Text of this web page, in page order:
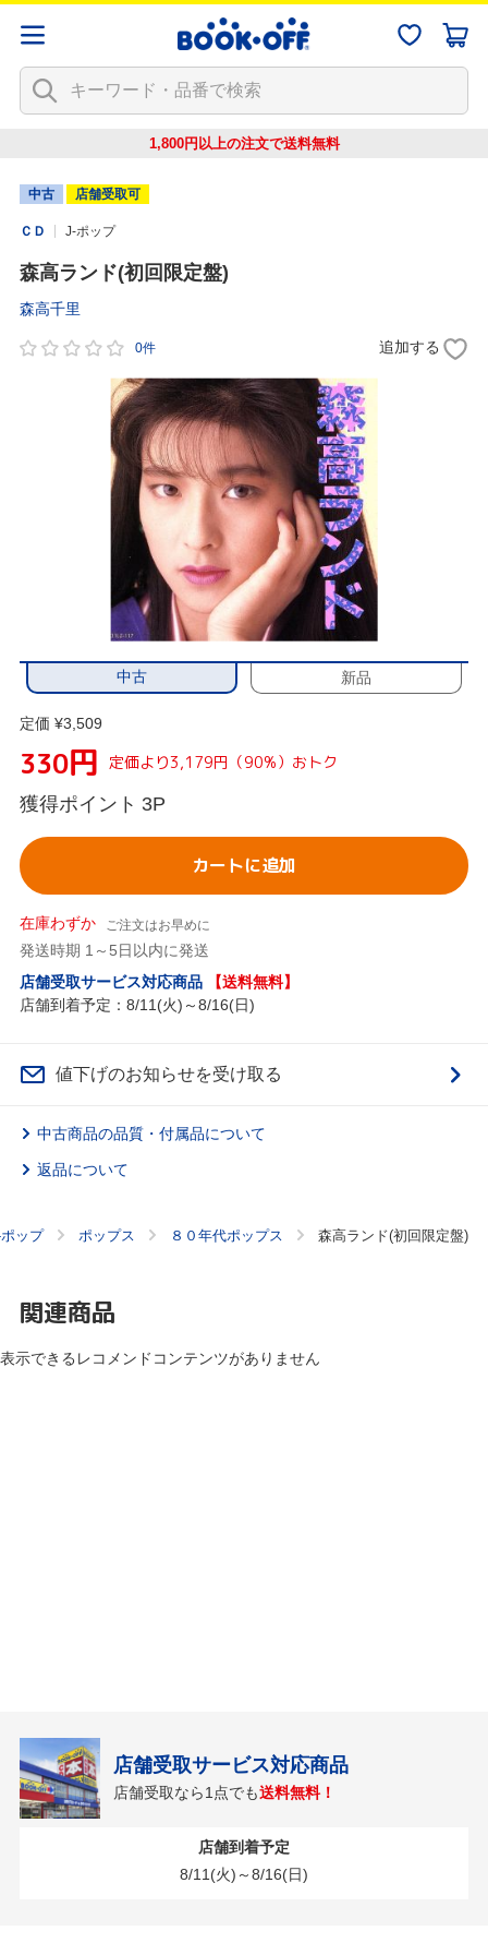
1,800円以上の注文で送料無料
中古 店舗受取可
ＣＤ J-ポップ
森高ランド(初回限定盤)
森高千里
0件 追加する
中古 新品
定価 ¥3,509
330円 定価より3,179円（90%）おトク
獲得ポイント 3P
カートに追加
在庫わずか ご注文はお早めに
発送時期 1～5日以内に発送
店舗受取サービス対応商品
【送料無料】
店舗到着予定：8/11(火)～8/16(日)
値下げのお知らせを受け取る
中古商品の品質・付属品について
返品について
ポップ ポップス ８０年代ポップス 森高ランド(初回限定盤)
関連商品
表示できるレコメンドコンテンツがありません
店舗受取サービス対応商品
店舗受取なら1点でも送料無料！
店舗到着予定
8/11(火)～8/16(日)